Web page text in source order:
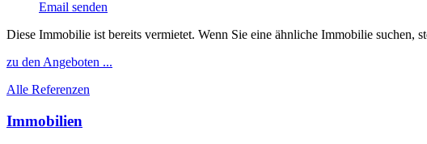
Email senden
Diese Immobilie ist bereits vermietet. Wenn Sie eine ähnliche Immobilie suchen,
zu den Angeboten ...
Alle Referenzen
Immobilien